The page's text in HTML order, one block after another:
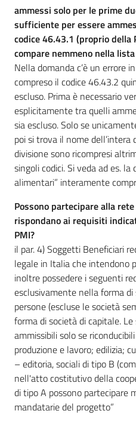
ammessi solo per le prime
sufficiente per essere
codice 46.43.1 (proprio della
compare nemmeno nella
Nella domanda c’è un errore
compreso il codice 46.43.2
escluso. Prima è necessario
esplicitamente tra quelli
sia escluso. Solo se
poi si trova il nome
divisione sono ricompresi
singoli codici. Si veda ad es.
alimentari” interamente
Possono partecipare alla
rispondano ai requisiti
PMI?
il par. 4) Soggetti Beneficiari
legale in Italia che intendono
inoltre possedere i seguenti
esclusivamente nella forma
persone (escluse le società
forma di società di capitale.
ammissibili solo se
produzione e lavoro; edilizia;
– editoria, sociali di tipo B
nell'atto costitutivo della
di tipo A possono partecipare
mandatarie del progetto”